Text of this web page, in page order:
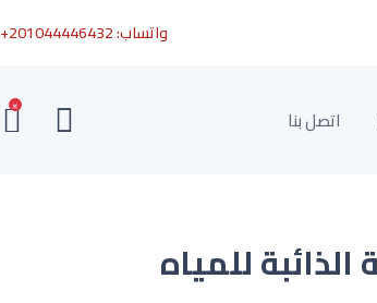
واتساب:+201044446432
اتصل بنا ×